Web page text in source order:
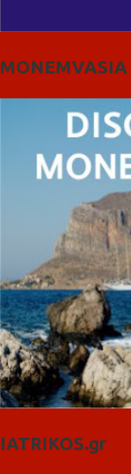
MONEMVASIA
IATRIKOS.gr